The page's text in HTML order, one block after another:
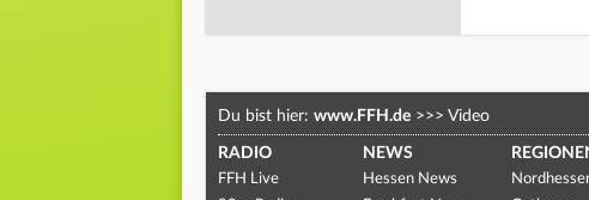
Du bist hier: www.FFH.de >>> Video
RADIO
FFH Live
NEWS
Hessen News